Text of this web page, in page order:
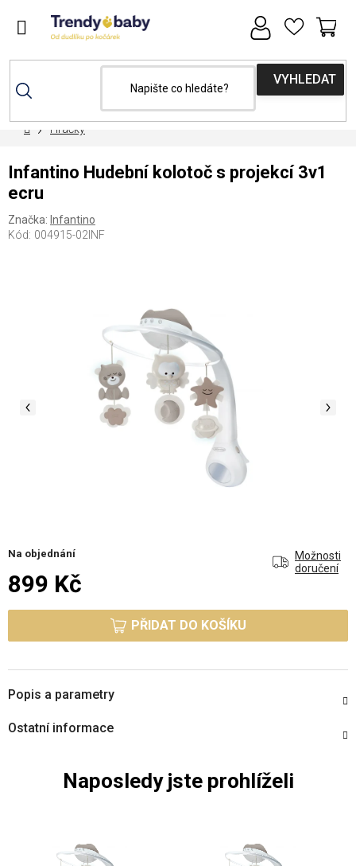
DomůHračky
Na objednání
Možnosti
doručení
899 Kč
PŘIDAT DO KOŠÍKU
Infantino Hudební kolotoč s projekcí 3v1
ecru
Značka: Infantino
Kód: 004915-02INF
Popis a parametry
Ostatní informace
Naposledy jste prohlíželi